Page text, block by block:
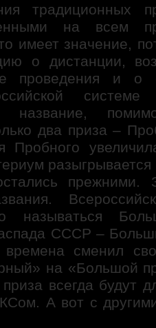
традиционных
на всем
имеет значение,
о дистанции,
проведения и о
название,
два приза –
Пробного
прежними.
называться
СССР –
сменил
на «Большой
всегда будут
А вот с